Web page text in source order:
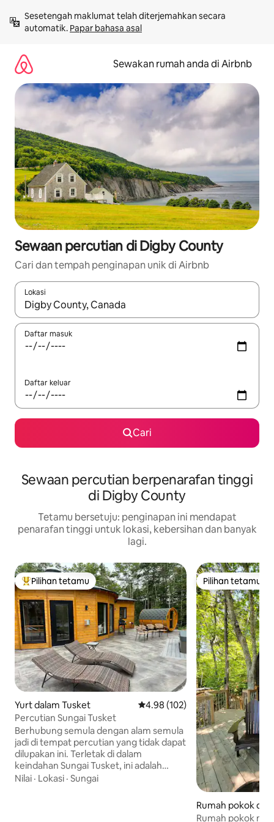
kandungan
Sesetengah maklumat telah diterjemahkan secara
automatik. Papar bahasa asal
Sewakan rumah anda di Airbnb
Sewaan percutian di Digby County
Cari dan tempah penginapan unik di Airbnb
Lokasi
Apabila hasil tersedia, navigasi dengan kekunci anak panah
Daftar masuk
Daftar keluar
Cari
Sewaan percutian berpenarafan tinggi
di Digby County
Tetamu bersetuju: penginapan ini mendapat
penarafan tinggi untuk lokasi, kebersihan dan banyak
lagi.
Pilihan utama tetamu
Pilihan tetamu
Yurt dalam Tusket Penarafan purata 4.98 daripada
4.98 (102)
Percutian Sungai Tusket
Berhubung semula dengan alam semula
jadi di tempat percutian yang tidak dapat
dilupakan ini. Terletak di dalam
keindahan Sungai Tusket, ini adalah
tempat percutian hutan belantara yang
Nilai · Lokasi · Sungai
Pilihan tetamu
Pilihan tetamu
Rumah pokok
te
Rumah pokok